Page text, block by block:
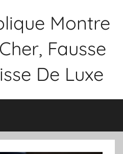
Montre
Fausse
De Luxe